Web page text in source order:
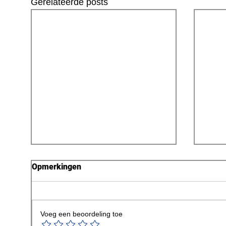
Gerelateerde posts
Opmerkingen
Voeg een beoordeling toe